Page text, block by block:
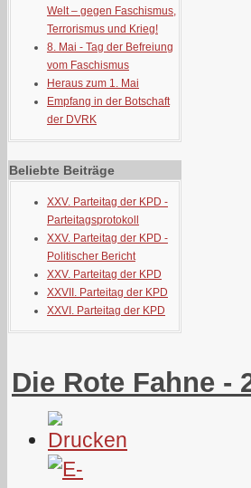
Welt – gegen Faschismus,
Terrorismus und Krieg!
8. Mai - Tag der Befreiung
vom Faschismus
Heraus zum 1. Mai
Empfang in der Botschaft
der DVRK
Beliebte Beiträge
XXV. Parteitag der KPD -
Parteitagsprotokoll
XXV. Parteitag der KPD -
Politischer Bericht
XXV. Parteitag der KPD
XXVII. Parteitag der KPD
XXVI. Parteitag der KPD
Die Rote Fahne -